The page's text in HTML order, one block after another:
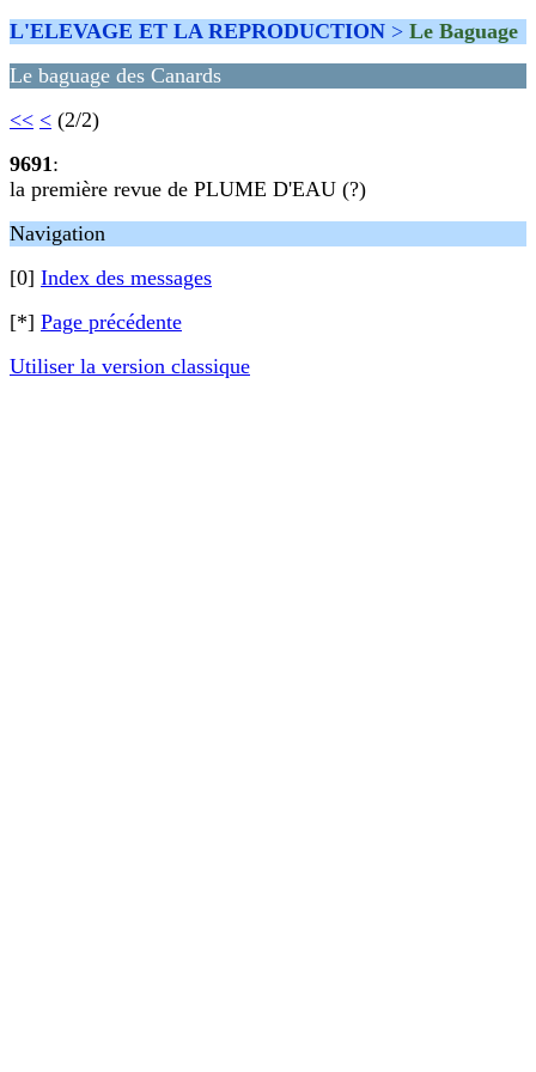
L'ELEVAGE ET LA REPRODUCTION > Le Baguage
Le baguage des Canards
<< < (2/2)
9691:
la première revue de PLUME D'EAU (?)
Navigation
[0] Index des messages
[*] Page précédente
Utiliser la version classique